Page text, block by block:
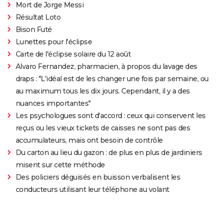
Mort de Jorge Messi
Résultat Loto
Bison Futé
Lunettes pour l'éclipse
Carte de l'éclipse solaire du 12 août
Alvaro Fernandez, pharmacien, à propos du lavage des
draps : "L'idéal est de les changer une fois par semaine, ou
au maximum tous les dix jours. Cependant, il y a des
nuances importantes"
Les psychologues sont d'accord : ceux qui conservent les
reçus ou les vieux tickets de caisses ne sont pas des
accumulateurs, mais ont besoin de contrôle
Du carton au lieu du gazon : de plus en plus de jardiniers
misent sur cette méthode
Des policiers déguisés en buisson verbalisent les
conducteurs utilisant leur téléphone au volant